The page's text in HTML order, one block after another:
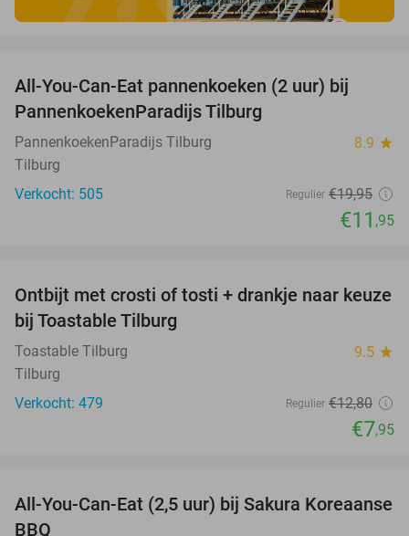
All-You-Can-Eat pannenkoeken (2 uur) bij
PannenkoekenParadijs Tilburg
PannenkoekenParadijs Tilburg 8.9 star
Tilburg
Verkocht: 505
Regulier €19,95
€11 ,95
38%
Ontbijt met crosti of tosti + drankje naar keuze
bij Toastable Tilburg
Toastable Tilburg 9.5 star
Tilburg
Verkocht: 479
Regulier €12,80
€7,95
19%
All-You-Can-Eat (2,5 uur) bij Sakura Koreaanse
BBQ